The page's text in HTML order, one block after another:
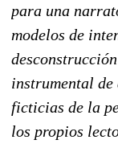
para una
modelos de
instrumental de
ficticias de la
los propios